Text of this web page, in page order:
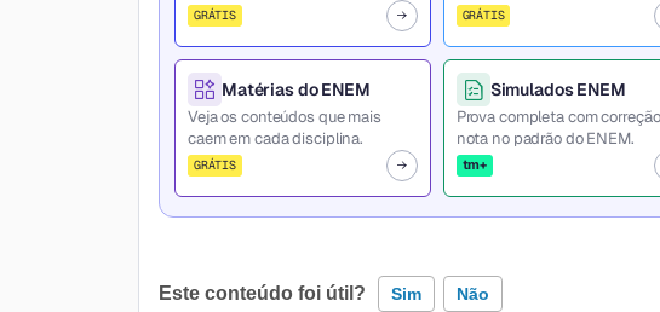
GRÁTIS GRÁTIS
Matérias do ENEM
Veja os conteúdos que mais
caem em cada disciplina.
GRÁTIS
Simulados ENEM
Prova completa com
nota no padrão do ENEM.
tm+
Este conteúdo foi útil? Sim Não